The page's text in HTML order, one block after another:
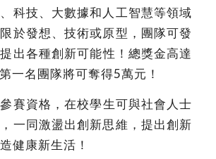
科技、 大數據和人工智慧等領域
於發想、技術或原型， 團隊可發
出各種創新可能性！總獎金高達
一名團隊將可奪得5萬元！
賽資格，在校學生可與社會人士
一同激盪出創新思維，提出創新
健康新生活！